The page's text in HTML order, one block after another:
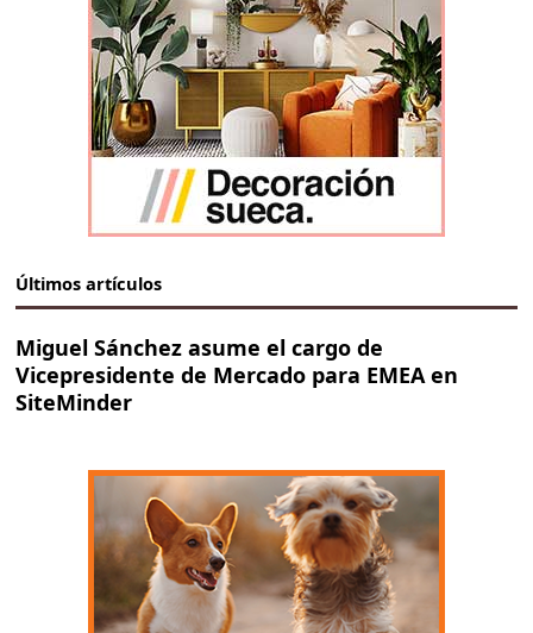
Últimos artículos
Miguel Sánchez asume el cargo de
Vicepresidente de Mercado para EMEA en
SiteMinder